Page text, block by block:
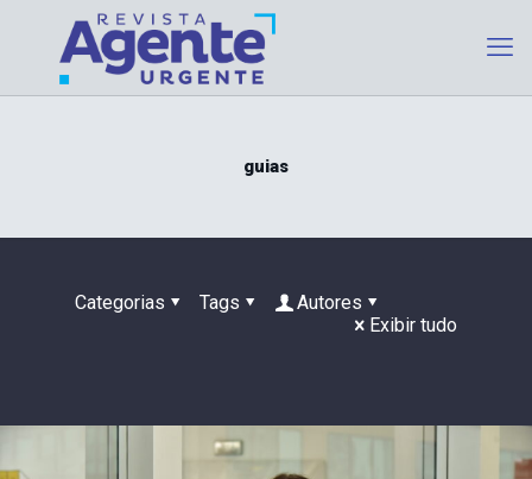
guias
Categorias Tags
Autores
Exibir tudo